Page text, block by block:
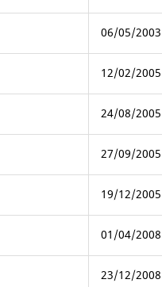
06/05/2003
12/02/2005
24/08/2005
27/09/2005
19/12/2005
01/04/2008
23/12/2008